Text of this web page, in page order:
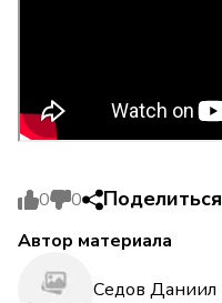
0 0 Поделиться
Автор материала
Седов Даниил